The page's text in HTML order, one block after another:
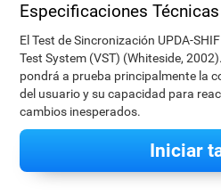
Especificaciones
El Test de Sincronización UPDA-
Test System (VST) (Whiteside,
pondrá a prueba principalmente la
del usuario y su capacidad para
cambios inesperados.
Iniciar